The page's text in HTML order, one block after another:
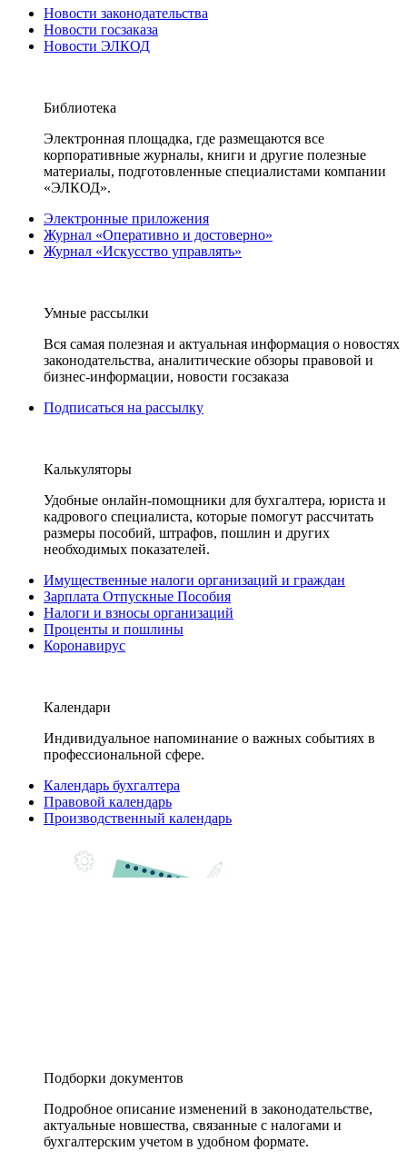
Новости законодательства
Новости госзаказа
Новости ЭЛКОД
Библиотека
Электронная площадка, где размещаются все
корпоративные журналы, книги и другие полезные
материалы, подготовленные специалистами компании
«ЭЛКОД».
Электронные приложения
Журнал «Оперативно и достоверно»
Журнал «Искусство управлять»
Умные рассылки
Вся самая полезная и актуальная информация о новостях
законодательства, аналитические обзоры правовой и
бизнес-информации, новости госзаказа
Подписаться на рассылку
Калькуляторы
Удобные онлайн-помощники для бухгалтера, юриста и
кадрового специалиста, которые помогут рассчитать
размеры пособий, штрафов, пошлин и других
необходимых показателей.
Имущественные налоги организаций и граждан
Зарплата Отпускные Пособия
Налоги и взносы организаций
Проценты и пошлины
Коронавирус
Календари
Индивидуальное напоминание о важных событиях в
профессиональной сфере.
Календарь бухгалтера
Правовой календарь
Производственный календарь
Подборки документов
Подробное описание изменений в законодательстве,
актуальные новшества, связанные с налогами и
бухгалтерским учетом в удобном формате.